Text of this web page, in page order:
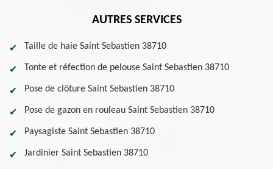
AUTRES SERVICES
Taille de haie Saint Sebastien 38710
Tonte et réfection de pelouse Saint Sebastien 38710
Pose de clôture Saint Sebastien 38710
Pose de gazon en rouleau Saint Sebastien 38710
Paysagiste Saint Sebastien 38710
Jardinier Saint Sebastien 38710